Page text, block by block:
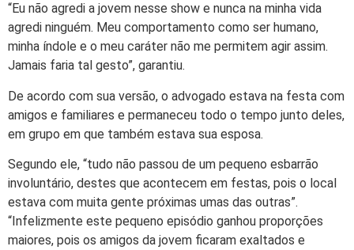
“Eu não agredi a jovem nesse show e nunca na minha vida
agredi ninguém. Meu comportamento como ser humano,
minha índole e o meu caráter não me permitem agir assim.
Jamais faria tal gesto”, garantiu.
De acordo com sua versão, o advogado estava na festa com
amigos e familiares e permaneceu todo o tempo junto deles,
em grupo em que também estava sua esposa.
Segundo ele, “tudo não passou de um pequeno esbarrão
involuntário, destes que acontecem em festas, pois o local
estava com muita gente próximas umas das outras”.
“Infelizmente este pequeno episódio ganhou proporções
maiores, pois os amigos da jovem ficaram exaltados e